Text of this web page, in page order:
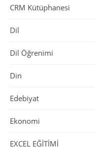
CRM Kütüphanesi
Dil
Dil Öğrenimi
Din
Edebiyat
Ekonomi
EXCEL EĞİTİMİ